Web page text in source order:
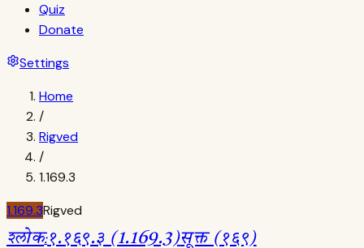
Quiz
Donate
Settings
Home
/
Rigved
/
1.169.3
1.169.3Rigved
श्लोक:१.१६९.३ (1.169.3)सूक्त (१६९)